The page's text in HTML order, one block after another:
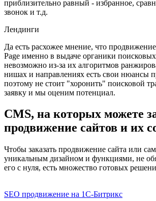
приблизительно равный - избранное,
звонок и т.д.
Лендинги
Да есть расхожее мнение, что
Page именно в выдаче органики
невозможно из-за их алгоритмов
нишах и направлениях есть свои нюансы
поэтому не стоит "хоронить" поисковой
заявку и мы оценим потенциал.
CMS, на которых можете
продвижение сайтов и их
Чтобы заказать продвижение сайта или
уникальным дизайном и функциями, не
его с нуля, есть множество готовых
SEO продвижение на 1С-Битрикс